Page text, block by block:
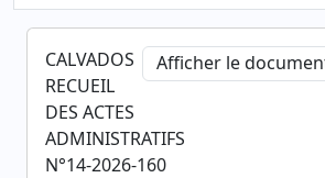
Afficher le
CALVADOS
RECUEIL
DES ACTES
ADMINISTRATIFS
N°14-2026-160